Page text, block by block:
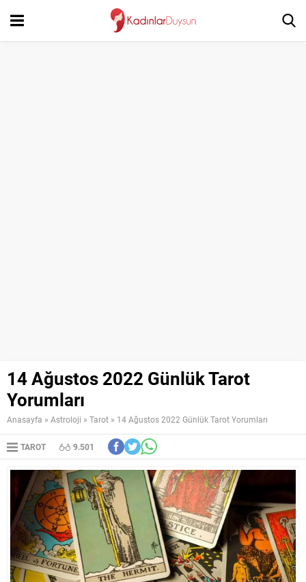
14 Ağustos 2022 Günlük Tarot
Yorumları
Anasayfa » Astroloji » Tarot » 14 Ağustos 2022 Günlük Tarot Yorumları
TAROT 9.501